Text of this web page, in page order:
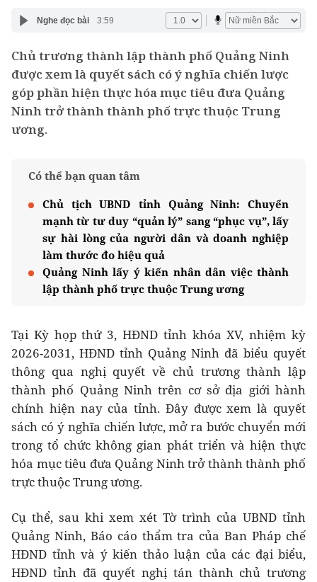
Nghe đọc bài 3:59
Chủ trương thành lập thành phố Quảng Ninh
được xem là quyết sách có ý nghĩa chiến lược
góp phần hiện thực hóa mục tiêu đưa Quảng
Ninh trở thành thành phố trực thuộc Trung
ương.
Có thể bạn quan tâm
Chủ tịch UBND tỉnh Quảng Ninh: Chuyển
mạnh từ tư duy “quản lý” sang “phục vụ”, lấy
sự hài lòng của người dân và doanh nghiệp
làm thước đo hiệu quả
Quảng Ninh lấy ý kiến nhân dân việc thành
lập thành phố trực thuộc Trung ương
Tại Kỳ họp thứ 3, HĐND tỉnh khóa XV, nhiệm kỳ
2026-2031, HĐND tỉnh Quảng Ninh đã biểu quyết
thông qua nghị quyết về chủ trương thành lập
thành phố Quảng Ninh trên cơ sở địa giới hành
chính hiện nay của tỉnh. Đây được xem là quyết
sách có ý nghĩa chiến lược, mở ra bước chuyển mới
trong tổ chức không gian phát triển và hiện thực
hóa mục tiêu đưa Quảng Ninh trở thành thành phố
trực thuộc Trung ương.
Cụ thể, sau khi xem xét Tờ trình của UBND tỉnh
Quảng Ninh, Báo cáo thẩm tra của Ban Pháp chế
HĐND tỉnh và ý kiến thảo luận của các đại biểu,
HĐND tỉnh đã quyết nghị tán thành chủ trương